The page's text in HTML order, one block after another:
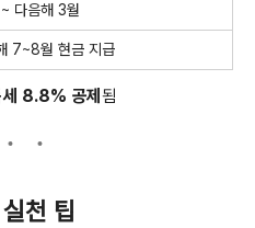
다음해 3월
7~8월 현금 지급
8.8% 공제 됨
천 팁